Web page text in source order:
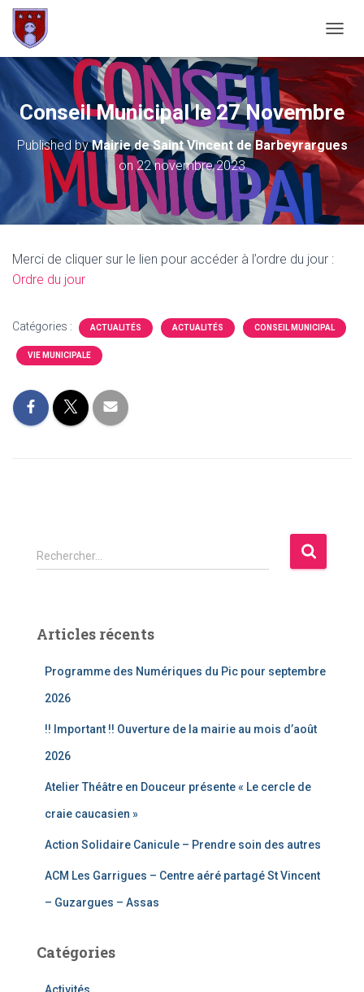
Conseil Municipal le 27 Novembre
Published byMairie de Saint Vincent de Barbeyrargues
on22 novembre 2023
Merci de cliquer sur le lien pour accéder à l’ordre du jour :
Ordre du jour
Catégories : ACTUALITÉS ACTUALITÉS CONSEIL MUNICIPAL
VIE MUNICIPALE
R
e
r
Rechercher…
Articles récents
Programme des Numériques du Pic pour septembre
2026
!! Important !! Ouverture de la mairie au mois d’août
2026
Atelier Théâtre en Douceur présente « Le cercle de
craie caucasien »
Action Solidaire Canicule – Prendre soin des autres
ACM Les Garrigues – Centre aéré partagé St Vincent
– Guzargues – Assas
Catégories